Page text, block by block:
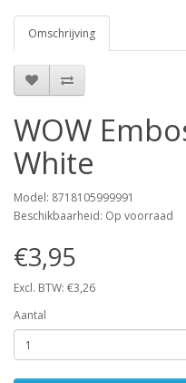
Omschrijving
WOW
White
Model: 8718105999991
Beschikbaarheid: Op voorraad
€3,95
Excl. BTW: €3,26
Aantal